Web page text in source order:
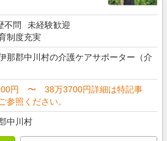
不問
未経験歓迎
制度充実
那郡中川村の介護ケアサポーター（介
円 〜 38万3700円詳細は特記事
参照ください。
中川村